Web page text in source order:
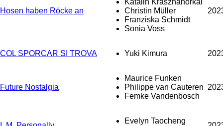
Hosen haben Röcke an
Katalin Krasznahorkai
Christin Müller
Franziska Schmidt
Sonia Voss
COL SPORCAR SI TROVA Yuki Kimura
Future Nostalgia
Maurice Funken
Philippe van Cauteren
Femke Vandenbosch
Evelyn Taocheng